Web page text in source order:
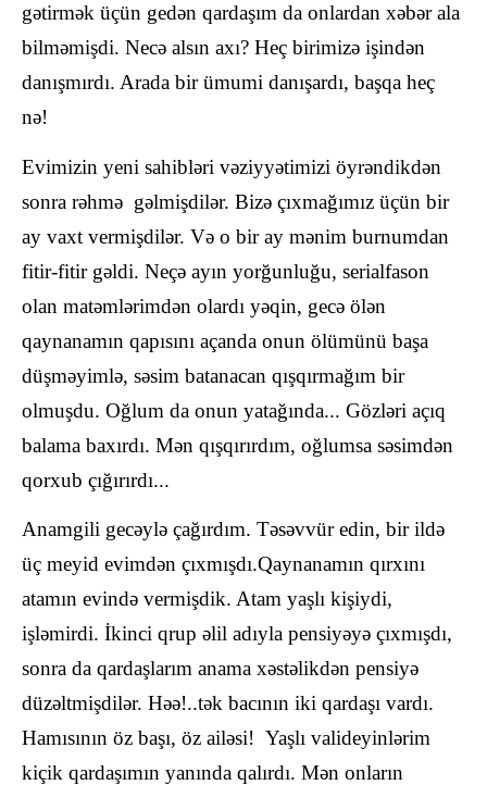
gətirmək üçün gedən qardaşım da onlardan xəbər ala
bilməmişdi. Necə alsın axı? Heç birimizə işindən
danışmırdı. Arada bir ümumi danışardı, başqa heç
nə!
Evimizin yeni sahibləri vəziyyətimizi öyrəndikdən
sonra rəhmə gəlmişdilər. Bizə çıxmağımız üçün bir
ay vaxt vermişdilər. Və o bir ay mənim burnumdan
fitir-fitir gəldi. Neçə ayın yorğunluğu, serialfason
olan matəmlərimdən olardı yəqin, gecə ölən
qaynanamın qapısını açanda onun ölümünü başa
düşməyimlə, səsim batanacan qışqırmağım bir
olmuşdu. Oğlum da onun yatağında... Gözləri açıq
balama baxırdı. Mən qışqırırdım, oğlumsa səsimdən
qorxub çığırırdı...
Anamgili gecəylə çağırdım. Təsəvvür edin, bir ildə
üç meyid evimdən çıxmışdı.Qaynanamın qırxını
atamın evində vermişdik. Atam yaşlı kişiydi,
işləmirdi. İkinci qrup əlil adıyla pensiyəyə çıxmışdı,
sonra da qardaşlarım anama xəstəlikdən pensiyə
düzəltmişdilər. Həə!..tək bacının iki qardaşı vardı.
Hamısının öz başı, öz ailəsi! Yaşlı valideyinlərim
kiçik qardaşımın yanında qalırdı. Mən onların